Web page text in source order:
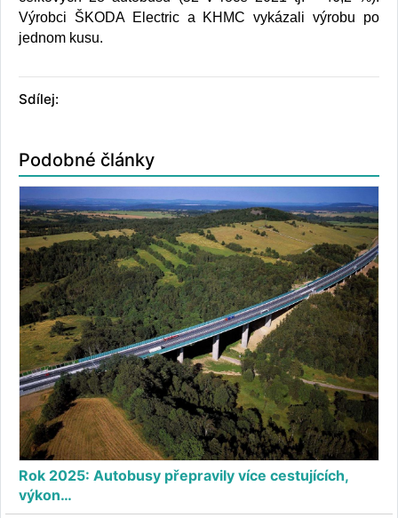
Výrobci ŠKODA Electric a KHMC vykázali výrobu po
jednom kusu.
Sdílej:
Podobné články
Rok 2025: Autobusy přepravily více cestujících,
výkon…